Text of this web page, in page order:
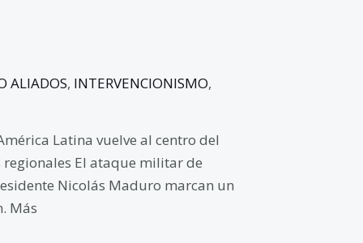
ALIADOS, INTERVENCIONISMO,
Latina vuelve al centro del
regionales El ataque militar de
Nicolás Maduro marcan un
Más